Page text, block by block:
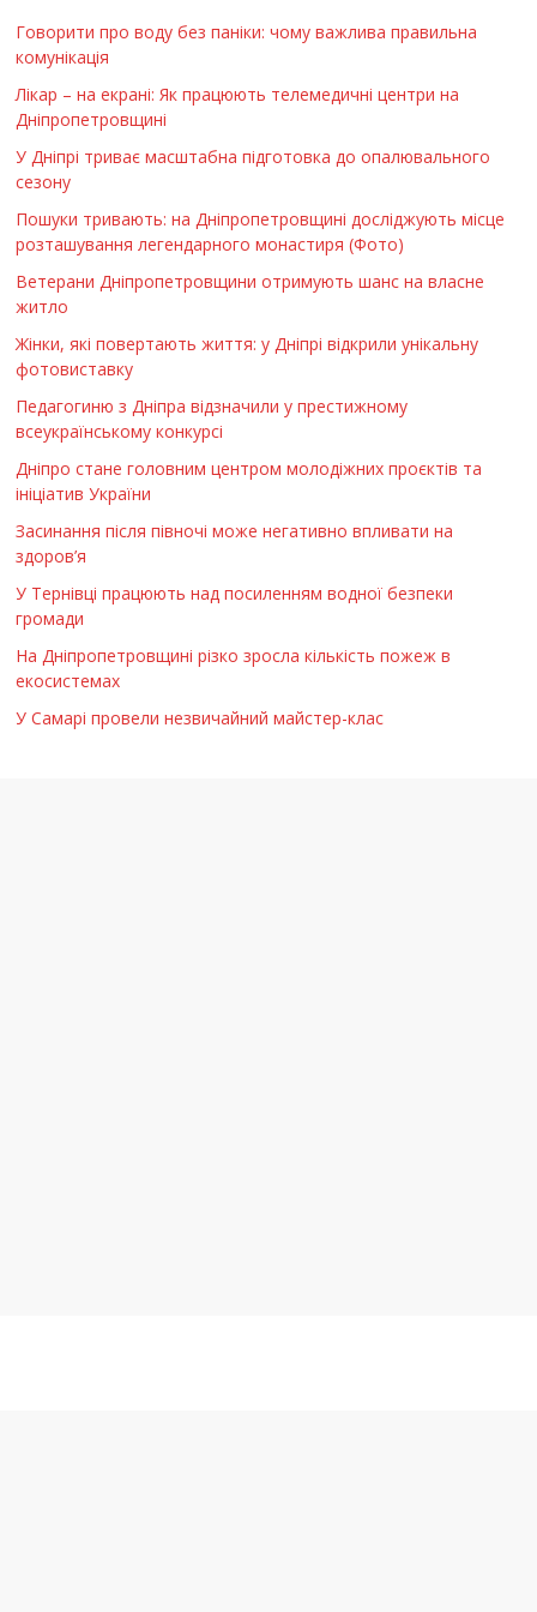
Говорити про воду без паніки: чому важлива правильна
комунікація
Лікар – на екрані: Як працюють телемедичні центри на
Дніпропетровщині
У Дніпрі триває масштабна підготовка до опалювального
сезону
Пошуки тривають: на Дніпропетровщині досліджують місце
розташування легендарного монастиря (Фото)
Ветерани Дніпропетровщини отримують шанс на власне
житло
Жінки, які повертають життя: у Дніпрі відкрили унікальну
фотовиставку
Педагогиню з Дніпра відзначили у престижному
всеукраїнському конкурсі
Дніпро стане головним центром молодіжних проєктів та
ініціатив України
Засинання після півночі може негативно впливати на
здоров’я
У Тернівці працюють над посиленням водної безпеки
громади
На Дніпропетровщині різко зросла кількість пожеж в
екосистемах
У Самарі провели незвичайний майстер-клас